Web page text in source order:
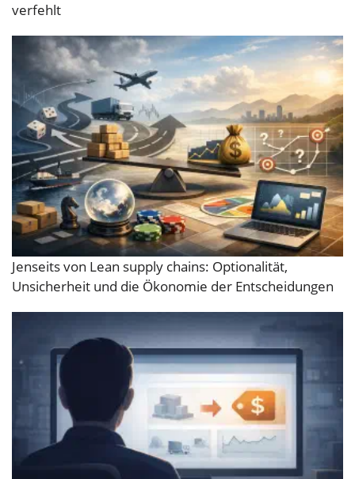
verfehlt
Jenseits von Lean supply chains: Optionalität,
Unsicherheit und die Ökonomie der Entscheidungen